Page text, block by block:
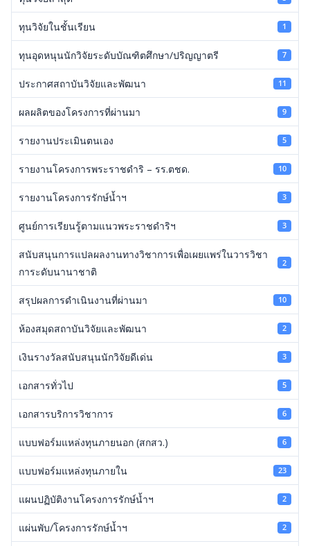
ทุนวิจัยในชั้นเรียน 1
ทุนอุดหนุนนักวิจัยระดับบัณฑิตศึกษา/ปริญญาตรี 7
ประกาศสถาบันวิจัยและพัฒนา 11
ผลผลิตของโครงการที่ผ่านมา 9
รายงานประเมินตนเอง 5
รายงานโครงการพระราชดำริ – รร.ตชด. 10
รายงานโครงการรักษ์น้ำฯ 3
ศูนย์การเรียนรู้ตามแนวพระราชดำริฯ 3
สนับสนุนการแปลผลงานทางวิชาการเพื่อเผยแพร่ในวารวิชา
การะดับนานาชาติ
2
สรุปผลการดำเนินงานที่ผ่านมา 10
ห้องสมุดสถาบันวิจัยและพัฒนา 2
เงินรางวัลสนับสนุนนักวิจัยดีเด่น 3
เอกสารทั่วไป 5
เอกสารบริการวิชาการ 6
แบบฟอร์มแหล่งทุนภายนอก (สกสว.) 6
แบบฟอร์มแหล่งทุนภายใน 23
แผนปฏิบัติงานโครงการรักษ์น้ำฯ 2
แผ่นพับ/โครงการรักษ์น้ำฯ 2